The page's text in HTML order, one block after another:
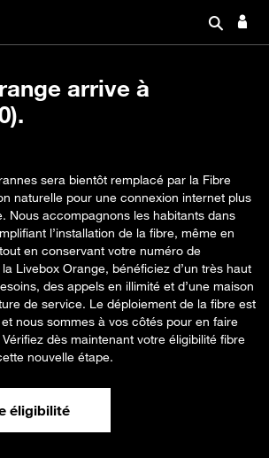
arrive à
sera bientôt remplacé par la Fibre
naturelle pour une connexion internet plus
Nous accompagnons les habitants dans
l’installation de la fibre, même en
en conservant votre numéro de
Livebox Orange, bénéficiez d’un très haut
des appels en illimité et d’une maison
de service. Le déploiement de la fibre est
nous sommes à vos côtés pour en faire
dès maintenant votre éligibilité fibre
nouvelle étape.
éligibilité